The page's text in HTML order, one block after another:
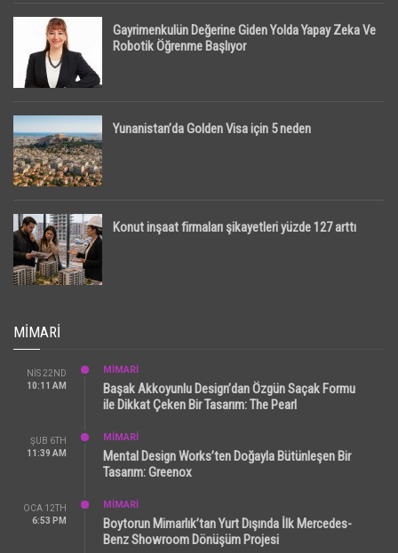
Gayrimenkulün Değerine Giden Yolda Yapay Zeka Ve
Robotik Öğrenme Başlıyor
Yunanistan’da Golden Visa için 5 neden
Konut inşaat firmaları şikayetleri yüzde 127 arttı
MIMARI
NIS 22ND
10:11 AM
MİMARİ
Başak Akkoyunlu Design’dan Özgün Saçak Formu
ile Dikkat Çeken Bir Tasarım: The Pearl
ŞUB 6TH
11:39 AM
MİMARİ
Mental Design Works’ten Doğayla Bütünleşen Bir
Tasarım: Greenox
OCA 12TH
6:53 PM
MİMARİ
Boytorun Mimarlık’tan Yurt Dışında İlk Mercedes-
Benz Showroom Dönüşüm Projesi